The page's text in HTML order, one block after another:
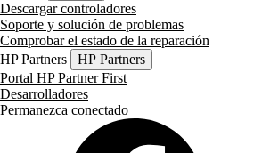
Descargar controladores
Soporte y solución de problemas
Comprobar el estado de la reparación
HP Partners
HP Partners
Portal HP Partner First
Desarrolladores
Permanezca conectado